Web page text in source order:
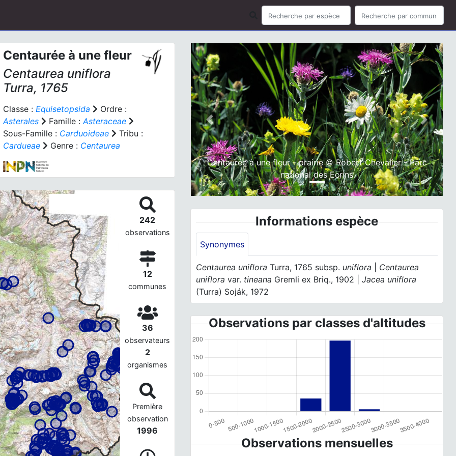
Centaurée à une fleur
Centaurea uniflora
Turra, 1765
Classe : Equisetopsida
Ordre :
Asterales
Famille :Asteraceae
Sous-Famille : Carduoideae
Tribu :
Cardueae
Genre : Centaurea
242
observations
12
communes
36
observateurs
2
organismes
Première
observation
1996
Centaurée à une fleur - prairie © Robert Chevalier - Parc
national des Ecrins
Previous Next
Informations espèce
Synonymes
Centaurea unifloraTurra, 1765 subsp. uniflora
Centaurea
unifloravar. tineana Gremli ex Briq., 1902 |Jacea uniflora
(Turra) Soják, 1972
Observations par classes d'altitudes
Observations mensuelles